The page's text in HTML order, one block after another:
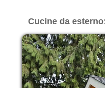
Cucine da